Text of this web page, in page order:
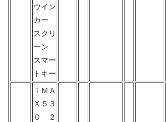
ウイン
カー
スクリ
ーン
スマー
トキー
ＴＭＡ
Ｘ５３
０ ２